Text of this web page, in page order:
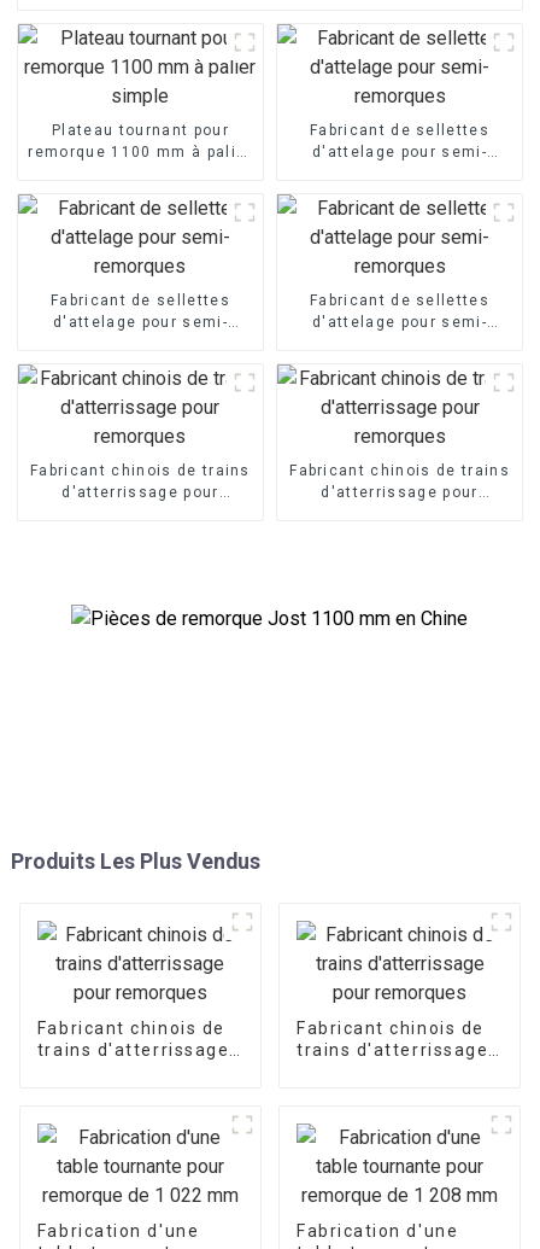
Plateau tournant pour
remorque 1100 mm à palier
Fabricant de sellettes
d'attelage pour semi-
Fabricant de sellettes
d'attelage pour semi-
Fabricant de sellettes
d'attelage pour semi-
Fabricant chinois de trains
d'atterrissage pour
Fabricant chinois de trains
d'atterrissage pour
Produits Les Plus Vendus
Fabricant chinois de
trains d'atterrissage
Fabricant chinois de
trains d'atterrissage
Fabrication d'une
Fabrication d'une